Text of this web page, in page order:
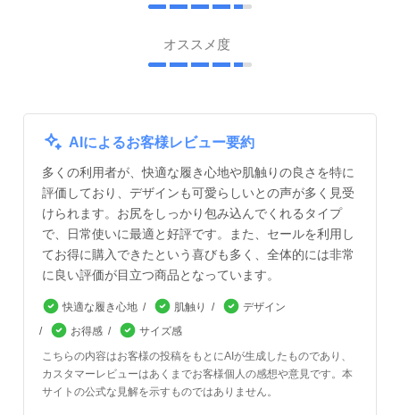
オススメ度
AIによるお客様レビュー要約
多くの利用者が、快適な履き心地や肌触りの良さを特に
評価しており、デザインも可愛らしいとの声が多く見受
けられます。お尻をしっかり包み込んでくれるタイプ
で、日常使いに最適と好評です。また、セールを利用し
てお得に購入できたという喜びも多く、全体的には非常
に良い評価が目立つ商品となっています。
快適な履き心地 肌触り
デザイン
お得感
サイズ感
こちらの内容はお客様の投稿をもとにAIが生成したものであり、
カスタマーレビューはあくまでお客様個人の感想や意見です。本
サイトの公式な見解を示すものではありません。